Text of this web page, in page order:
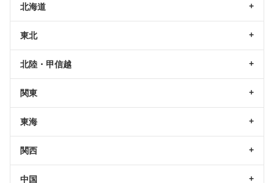
北海道
東北
北陸・甲信越
関東
東海
関西
中国